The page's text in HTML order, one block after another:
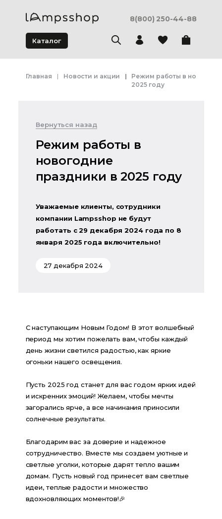
8(800) 250-44-88
Каталог
Главная Новости и акции
Режим работы в
2025 году
Вернуться назад
Режим работы в
новогодние
праздники в 2025 году
Уважаемые клиенты, сотрудники
компании Lampsshop не будут
работать с 29 декабря 2024 года по 8
января 2025 года включительно!
27 декабря 2024
С наступающим Новым Годом! В этот волшебный
период мы хотим пожелать вам, чтобы каждый
день жизни светился радостью, как яркие
огоньки нашего освещения.
Пусть 2025 год станет для вас годом ярких идей
и искренних эмоций! Желаем, чтобы мечты
загорались ярче, а все начинания приносили
солнечные результаты.
Благодарим вас за доверие и надежное
сотрудничество. Вместе мы создаем уютные и
светлые уголки, которые дарят тепло вашим
домам. Пусть новый год принесет вам светлые
идеи, теплые радости и множество
вдохновляющих моментов!🎉